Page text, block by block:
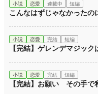
小説 恋愛 連載中 短編
こんなはずじゃなかったの
小説 恋愛 完結 短編
【完結】ゲレンデマジック
小説 恋愛 完結 短編
【完結】お願い その手で